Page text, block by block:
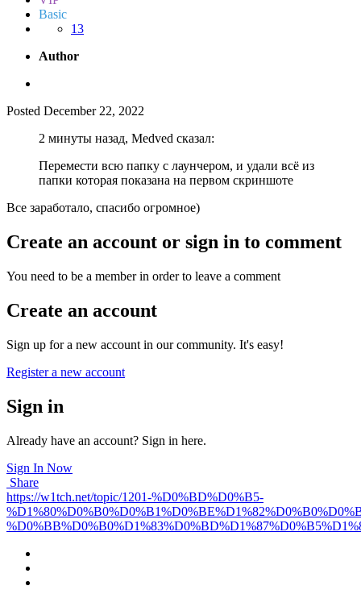
Basic
13
Author
Posted December 22, 2022
2 минуты назад, Medved сказал:
Перемести всю папку с лаунчером, и удали всё из
папки которая показана на первом скриншоте
Все заработало, спасибо огромное)
Create an account or sign in to comment
You need to be a member in order to leave a comment
Create an account
Sign up for a new account in our community. It's easy!
Register a new account
Sign in
Already have an account? Sign in here.
Sign In Now
Share
https://w1tch.net/topic/1201-%D0%BD%D0%B5-